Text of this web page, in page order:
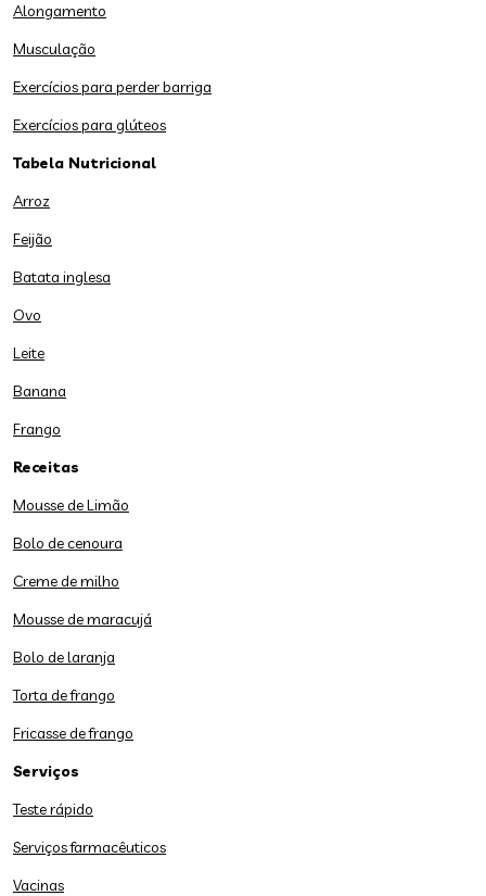
Alongamento
Musculação
Exercícios para perder barriga
Exercícios para glúteos
Tabela Nutricional
Arroz
Feijão
Batata inglesa
Ovo
Leite
Banana
Frango
Receitas
Mousse de Limão
Bolo de cenoura
Creme de milho
Mousse de maracujá
Bolo de laranja
Torta de frango
Fricasse de frango
Serviços
Teste rápido
Serviços farmacêuticos
Vacinas